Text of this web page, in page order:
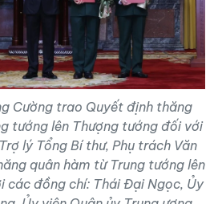
Cường trao Quyết định thăng
tướng lên Thượng tướng đối với
lý Tổng Bí thư, Phụ trách Văn
quân hàm từ Trung tướng lên
các đồng chí: Thái Đại Ngọc, Ủy